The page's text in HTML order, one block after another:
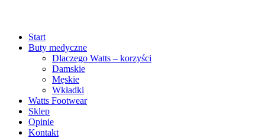
Start
Buty medyczne
Dlaczego Watts – korzyści
Damskie
Męskie
Wkładki
Watts Footwear
Sklep
Opinie
Kontakt